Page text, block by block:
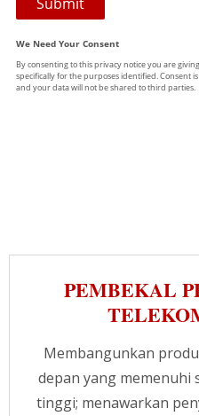
PEMBEKAL
Membangunkan
depan yang memenuhi
tinggi; menawarkan